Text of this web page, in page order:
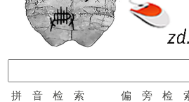
拼音检索 偏旁检